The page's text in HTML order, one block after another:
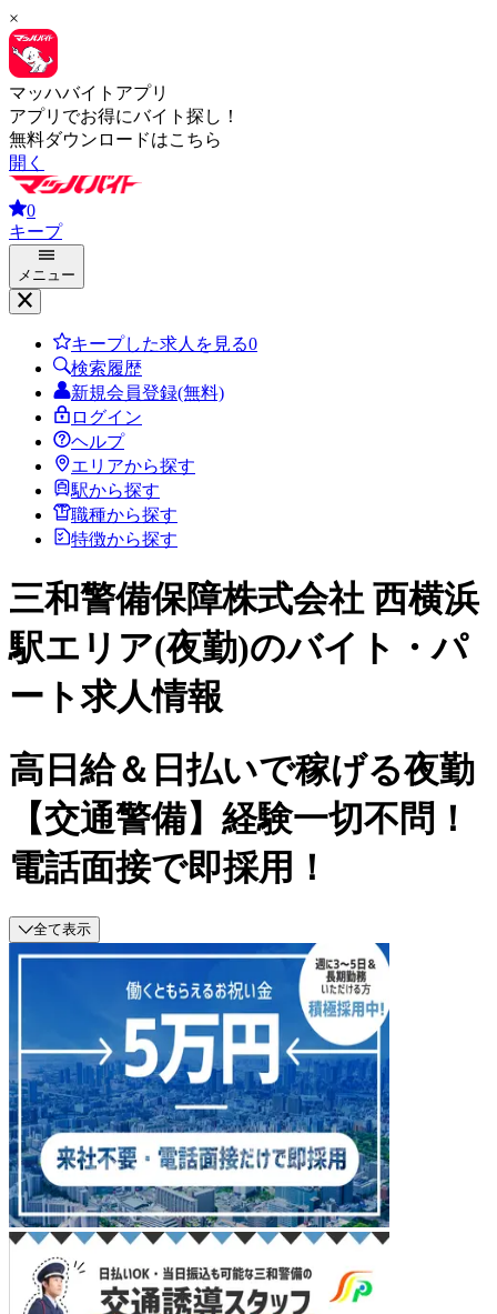
×
マッハバイトアプリ
アプリでお得にバイト探し！
無料ダウンロードはこちら
開く
0
キープ
メニュー
キープした求人を見る0
検索履歴
新規会員登録(無料)
ログイン
ヘルプ
エリアから探す
駅から探す
職種から探す
特徴から探す
三和警備保障株式会社 西横浜
駅エリア(夜勤)のバイト・パ
ート求人情報
高日給＆日払いで稼げる夜勤
【交通警備】経験一切不問！
電話面接で即採用！
全て表示